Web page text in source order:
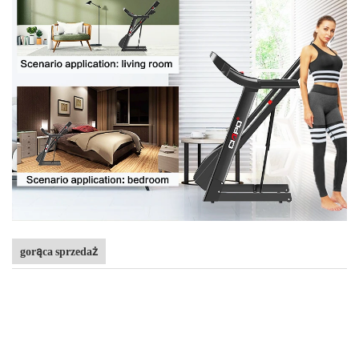
gorąca sprzedaż